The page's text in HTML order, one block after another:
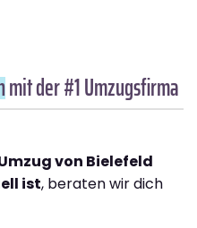
mit der #1 Umzugsfirma
von Bielefeld
ist, beraten wir dich